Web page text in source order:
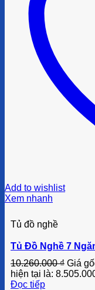
Add to wishlist
Xem nhanh
Tủ đồ nghề
Tủ Đồ Nghề 7
10.260.000₫ Giá
hiện tại là:
Đọc tiếp